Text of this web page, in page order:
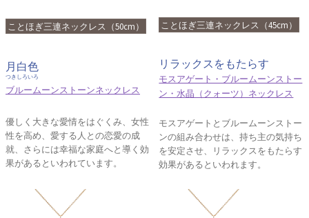
ことほぎ三連ネックレス（50cm）
月白色
つきしろいろ
ブルームーンストーンネックレス
優しく大きな愛情をはぐくみ、女性
性を高め、愛する人との恋愛の成
就、さらには幸福な家庭へと導く効
果があるといわれています。
ことほぎ三連ネックレス（45cm）
リラックスをもたらす
モスアゲート・ブルームーンストー
ン・水晶（クォーツ）ネックレス
モスアゲートとブルームーンストー
ンの組み合わせは、持ち主の気持ち
を安定させ、リラックスをもたらす
効果があるといわれます。